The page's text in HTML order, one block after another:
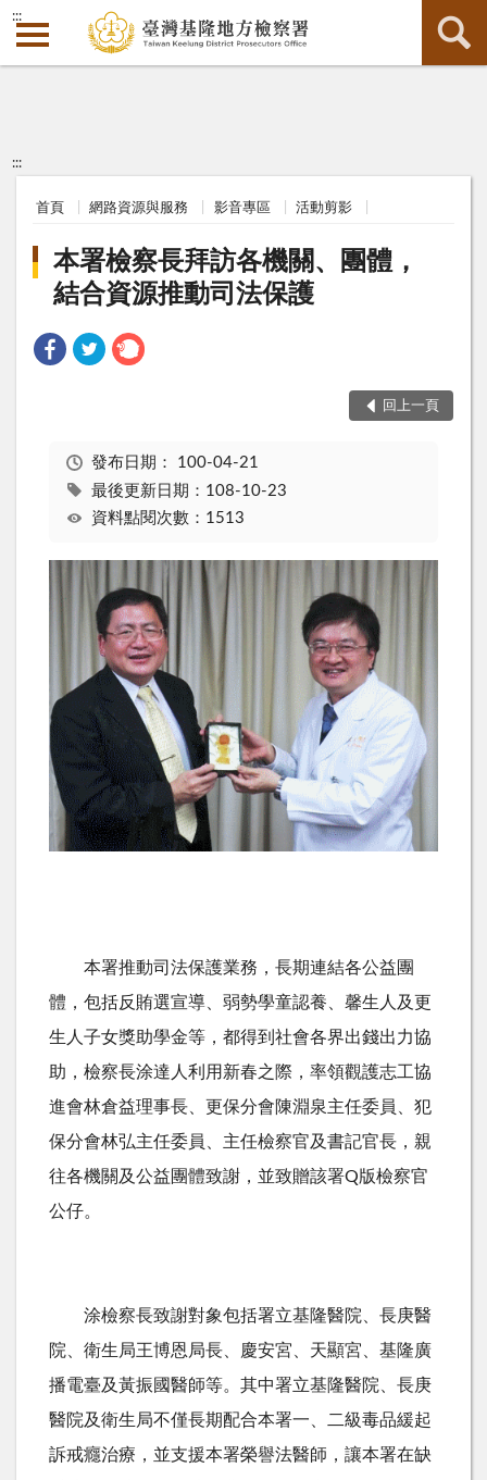
:::
:::
首頁 網路資源與服務 影音專區 活動剪影
本署檢察長拜訪各機關、團體，
結合資源推動司法保護
回上一頁
發布日期： 100-04-21
最後更新日期：108-10-23
資料點閱次數：1513
本署推動司法保護業務，長期連結各公益團
體，包括反賄選宣導、弱勢學童認養、馨生人及更
生人子女獎助學金等，都得到社會各界出錢出力協
助，檢察長涂達人利用新春之際，率領觀護志工協
進會林倉益理事長、更保分會陳淵泉主任委員、犯
保分會林弘主任委員、主任檢察官及書記官長，親
往各機關及公益團體致謝，並致贈該署Q版檢察官
公仔。
涂檢察長致謝對象包括署立基隆醫院、長庚醫
院、衛生局王博恩局長、慶安宮、天顯宮、基隆廣
播電臺及黃振國醫師等。其中署立基隆醫院、長庚
醫院及衛生局不僅長期配合本署一、二級毒品緩起
訴戒癮治療，並支援本署榮譽法醫師，讓本署在缺